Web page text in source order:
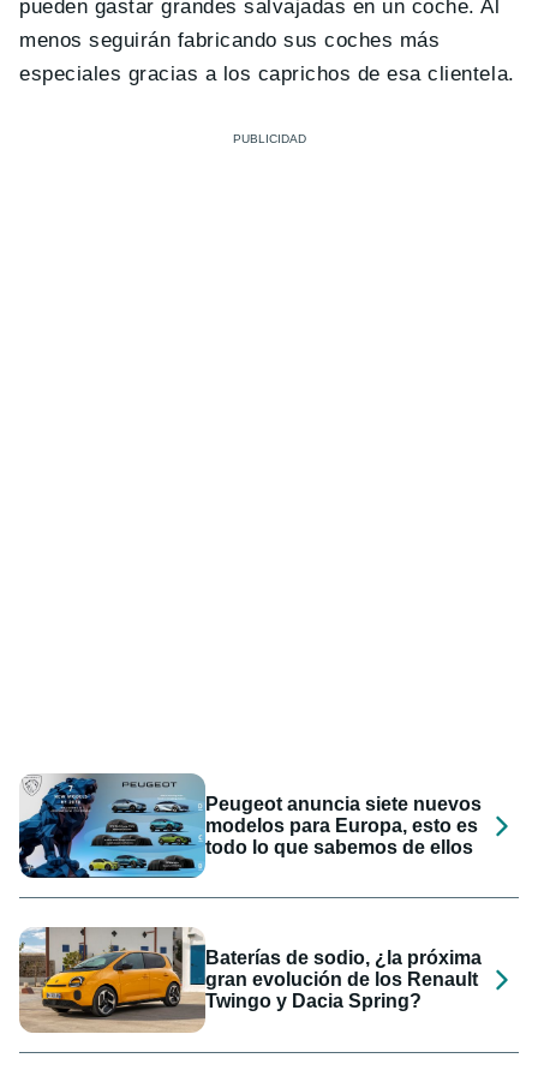
pueden gastar grandes salvajadas en un coche. Al
menos seguirán fabricando sus coches más
especiales gracias a los caprichos de esa clientela.
Peugeot anuncia siete nuevos
modelos para Europa, esto es
todo lo que sabemos de ellos
Baterías de sodio, ¿la próxima
gran evolución de los Renault
Twingo y Dacia Spring?